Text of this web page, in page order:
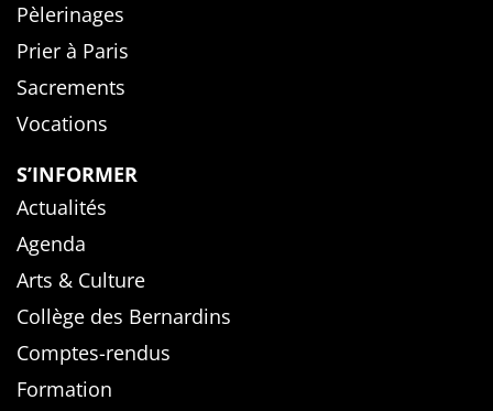
Pèlerinages
Prier à Paris
Sacrements
Vocations
S’INFORMER
Actualités
Agenda
Arts & Culture
Collège des Bernardins
Comptes-rendus
Formation